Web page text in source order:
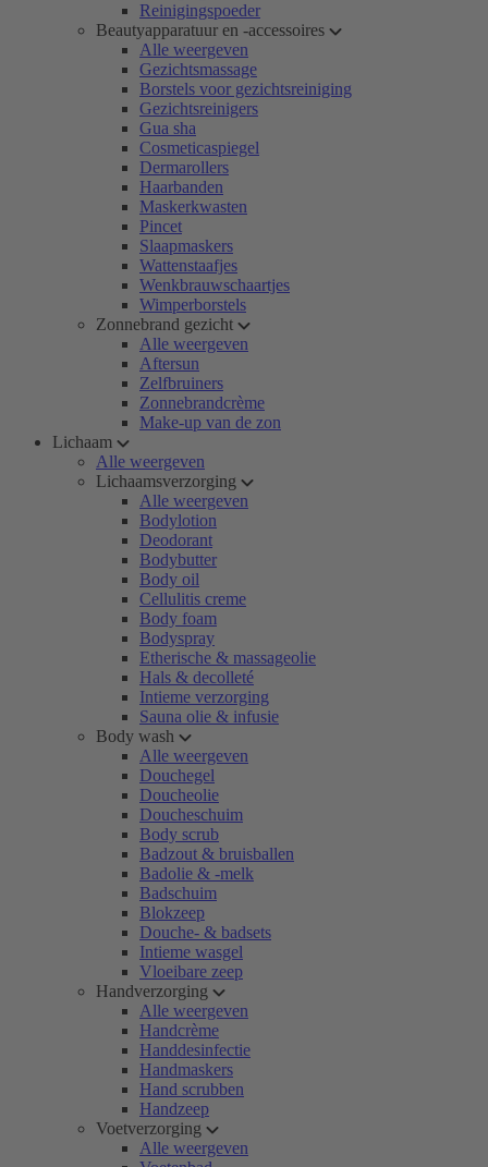
Reinigingspoeder
Beautyapparatuur en -accessoires
Alle weergeven
Gezichtsmassage
Borstels voor gezichtsreiniging
Gezichtsreinigers
Gua sha
Cosmeticaspiegel
Dermarollers
Haarbanden
Maskerkwasten
Pincet
Slaapmaskers
Wattenstaafjes
Wenkbrauwschaartjes
Wimperborstels
Zonnebrand gezicht
Alle weergeven
Aftersun
Zelfbruiners
Zonnebrandcrème
Make-up van de zon
Lichaam
Alle weergeven
Lichaamsverzorging
Alle weergeven
Bodylotion
Deodorant
Bodybutter
Body oil
Cellulitis creme
Body foam
Bodyspray
Etherische & massageolie
Hals & decolleté
Intieme verzorging
Sauna olie & infusie
Body wash
Alle weergeven
Douchegel
Doucheolie
Doucheschuim
Body scrub
Badzout & bruisballen
Badolie & -melk
Badschuim
Blokzeep
Douche- & badsets
Intieme wasgel
Vloeibare zeep
Handverzorging
Alle weergeven
Handcrème
Handdesinfectie
Handmaskers
Hand scrubben
Handzeep
Voetverzorging
Alle weergeven